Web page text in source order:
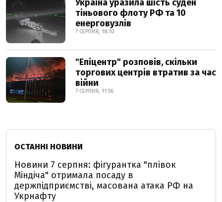
Україна уразила шість суден
тіньового флоту РФ та 10
енерговузлів
7 СЕРПНЯ, 18:10
"Епіцентр" розповів, скільки
торгових центрів втратив за час
війни
7 СЕРПНЯ, 11:56
ОСТАННІ НОВИНИ
Новини 7 серпня: фігурантка "плівок
Міндіча" отримала посаду в
держпідприємстві, масована атака РФ на
Укрнафту